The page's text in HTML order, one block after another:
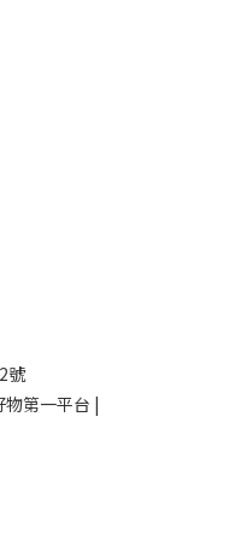
號
第一平台 |